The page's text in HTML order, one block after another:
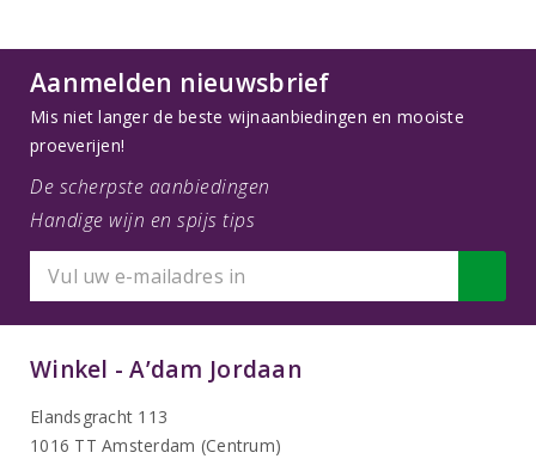
Aanmelden nieuwsbrief
Mis niet langer de beste wijnaanbiedingen en mooiste
proeverijen!
De scherpste aanbiedingen
Handige wijn en spijs tips
Winkel - A’dam Jordaan
Elandsgracht 113
1016 TT Amsterdam (Centrum)